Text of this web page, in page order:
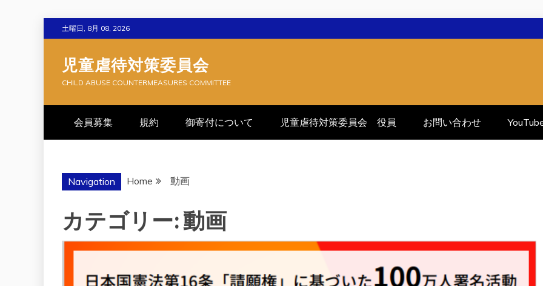
to
content
土曜日, 8月 08, 2026
児童虐待対策委員会
CHILD ABUSE COUNTERMEASURES COMMITTEE
会員募集 規約 御寄付について 児童虐待対策委員会 役員 お問い合わせ
Navigation Home 動画
カテゴリー:動画